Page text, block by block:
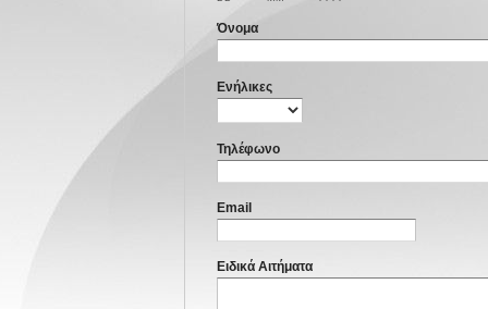
Όνομα
Ενήλικες
Τηλέφωνο
Email
Ειδικά Αιτήματα